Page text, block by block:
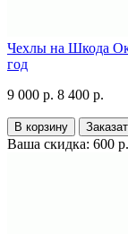
Чехлы на Шкода
год
9 000 р. 8 400 р.
В корзину
Ваша скидка: 600 р.